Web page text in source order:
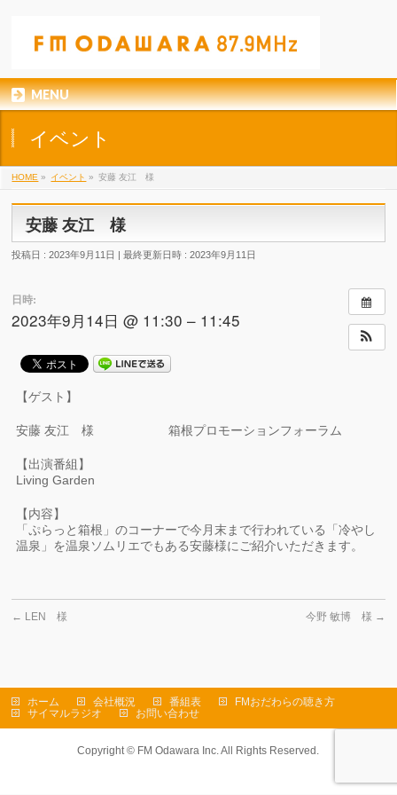
MENU
イベント
HOME » イベント » 安藤 友江 様
安藤 友江 様
投稿日 : 2023年9月11日 最終更新日時 : 2023年9月11日
日時:
2023年9月14日 @ 11:30 – 11:45
【ゲスト】
安藤 友江 様 箱根プロモーションフォーラム
【出演番組】
Living Garden
【内容】
「ぷらっと箱根」のコーナーで今月末まで行われている「冷やし
温泉」を温泉ソムリエでもある安藤様にご紹介いただきます。
← LEN 様 今野 敏博 様 →
ホーム 会社概況 番組表
FMおだわらの聴き方
サイマルラジオ
お問い合わせ
Copyright © FM Odawara Inc. All Rights Reserved.